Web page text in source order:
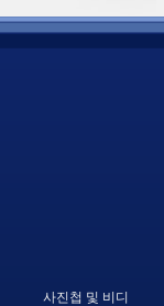
사진첩 및 비디